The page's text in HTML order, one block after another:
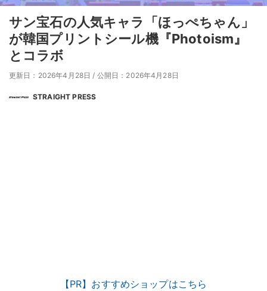
サン宝石の人気キャラ「ほっぺちゃん」
が韓国プリントシール機『Photoism』
とコラボ
更新日：2026年4月28日 / 公開日：2026年4月28日
STRAIGHT PRESS
【PR】おすすめショップはこちら